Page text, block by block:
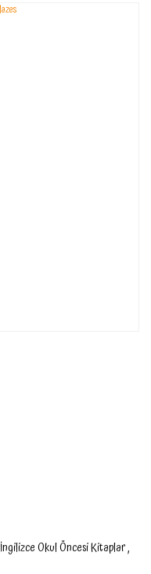
İngilizce Okul Öncesi Kitaplar,